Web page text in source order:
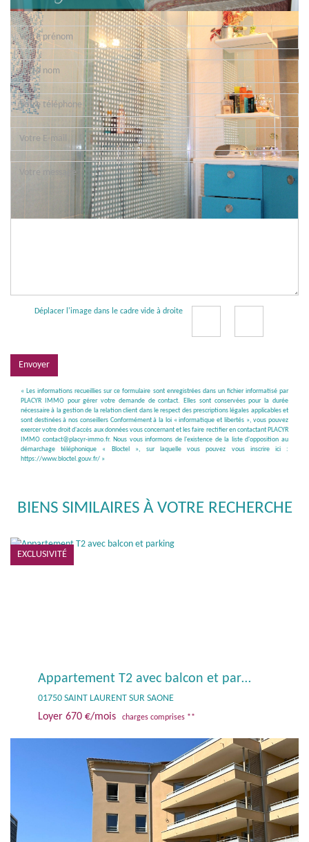
Déplacer l'image dans le cadre vide à droite
Envoyer
« Les informations recueillies sur ce formulaire sont enregistrées dans un fichier informatisé par
PLACYR IMMO pour gérer votre demande de contact. Elles sont conservées pour la durée
nécessaire à la gestion de la relation client dans le respect des prescriptions légales applicables et
sont destinées à nos conseillers Conformément à la loi « informatique et libertés », vous pouvez
exercer votre droit d'accès aux données vous concernant et les faire rectifier en contactant PLACYR
IMMO contact@placyr-immo.fr. Nous vous informons de l'existence de la liste d'opposition au
démarchage téléphonique « Bloctel », sur laquelle vous pouvez vous inscrire ici :
https://www.bloctel.gouv.fr/ »
BIENS SIMILAIRES À VOTRE RECHERCHE
EXCLUSIVITÉ
Appartement T2 avec balcon et parking
01750 SAINT LAURENT SUR SAONE
Loyer 670 €/mois charges comprises **